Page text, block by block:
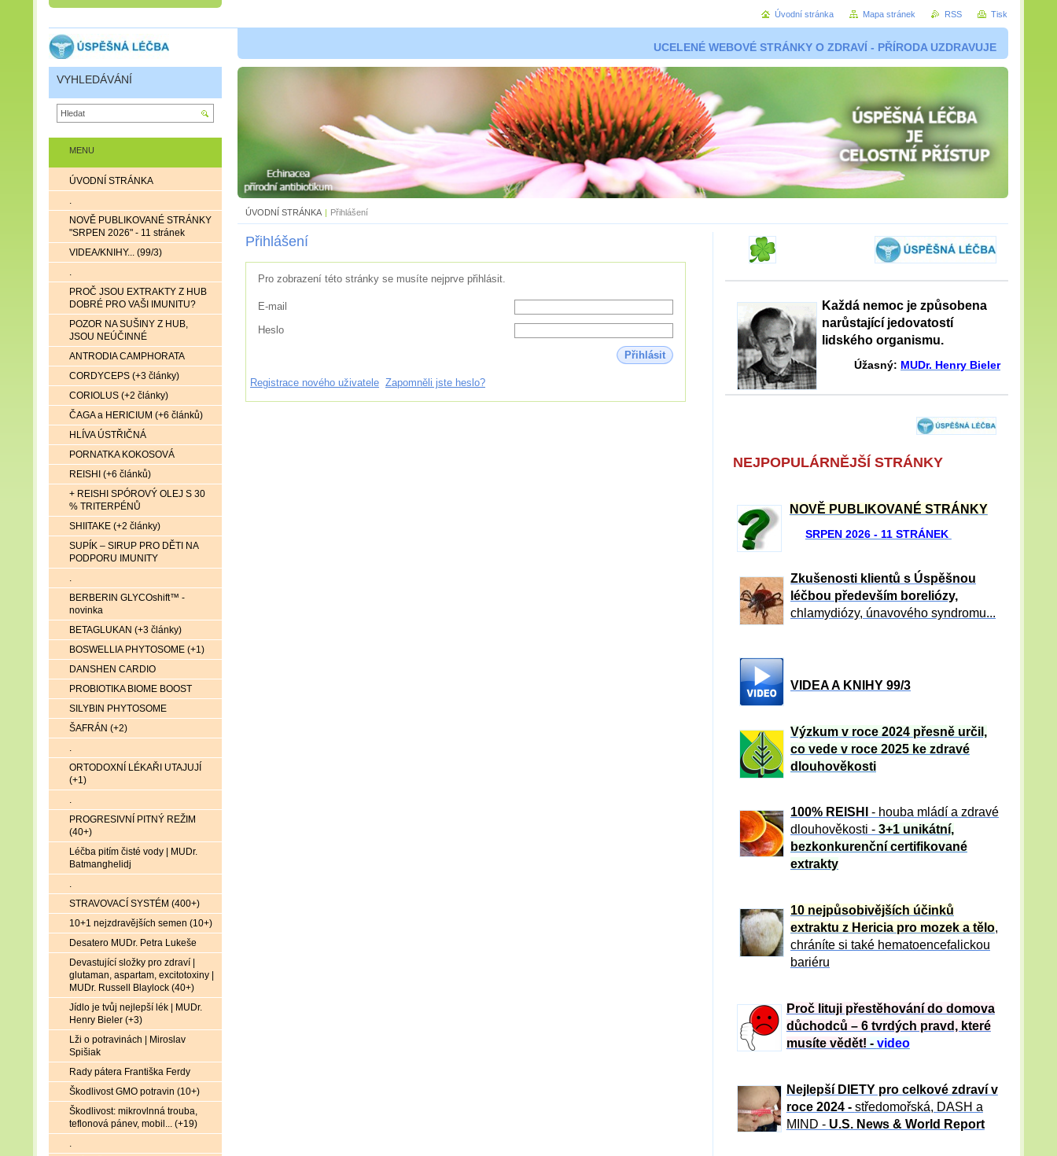
UCELENÉ WEBOVÉ STRÁNKY O ZDRAVÍ - PŘÍRODA UZDRAVUJE
ÚVODNÍ STRÁNKA | Přihlášení
Přihlášení
Pro zobrazení této stránky se musíte nejprve přihlásit.
E-mail
Heslo
Přihlásit
Registrace nového uživatele Zapomněli jste heslo?
Každá nemoc je způsobena
narůstající jedovatostí
lidského organismu.
Úžasný: MUDr. Henry Bieler
NEJPOPULÁRNĚJŠÍ STRÁNKY
NOVĚ PUBLIKOVANÉ STRÁNKY
SRPEN 2026 - 11 STRÁNEK
Zkušenosti klientů s Úspěšnou
léčbou především boreliózy,
chlamydiózy, únavového syndromu...
VIDEA A KNIHY 99/3
Výzkum v roce 2024 přesně určil,
co vede v roce 2025 ke zdravé
dlouhověkosti
100% REISHI
- houba mládí a zdravé
dlouhověkosti - 3+1 unikátní,
bezkonkurenční certifikované
extrakty
10 nejpůsobivějších účinků
extraktu z Hericia pro mozek a tělo,
chráníte si také hematoencefalickou
bariéru
Proč lituji přestěhování do domova
důchodců – 6 tvrdých pravd, které
musíte vědět! - video
Nejlepší DIETY pro celkové zdraví v
roce 2024 - středomořská, DASH a
MIND - U.S. News & World Report
MENU
ÚVODNÍ STRÁNKA
.
NOVĚ PUBLIKOVANÉ STRÁNKY
"SRPEN 2026" - 11 stránek
VIDEA/KNIHY... (99/3)
.
PROČ JSOU EXTRAKTY Z HUB
DOBRÉ PRO VAŠI IMUNITU?
POZOR NA SUŠINY Z HUB,
JSOU NEÚČINNÉ
ANTRODIA CAMPHORATA
CORDYCEPS (+3 články)
CORIOLUS (+2 články)
ČAGA a HERICIUM (+6 článků)
HLÍVA ÚSTŘIČNÁ
PORNATKA KOKOSOVÁ
REISHI (+6 článků)
+ REISHI SPÓROVÝ OLEJ S 30
% TRITERPÉNŮ
SHIITAKE (+2 články)
SUPÍK – SIRUP PRO DĚTI NA
PODPORU IMUNITY
.
BERBERIN GLYCOshift™ -
novinka
BETAGLUKAN (+3 články)
BOSWELLIA PHYTOSOME (+1)
DANSHEN CARDIO
PROBIOTIKA BIOME BOOST
SILYBIN PHYTOSOME
ŠAFRÁN (+2)
.
ORTODOXNÍ LÉKAŘI UTAJUJÍ
(+1)
.
PROGRESIVNÍ PITNÝ REŽIM
(40+)
Léčba pitím čisté vody | MUDr.
Batmanghelidj
.
STRAVOVACÍ SYSTÉM (400+)
10+1 nejzdravějších semen (10+)
Desatero MUDr. Petra Lukeše
Devastující složky pro zdraví |
glutaman, aspartam, excitotoxiny |
MUDr. Russell Blaylock (40+)
Jídlo je tvůj nejlepší lék | MUDr.
Henry Bieler (+3)
Lži o potravinách | Miroslav
Spišiak
Rady pátera Františka Ferdy
Škodlivost GMO potravin (10+)
Škodlivost: mikrovlnná trouba,
teflonová pánev, mobil... (+19)
.
VYHLEDÁVÁNÍ
Úvodní stránka Mapa stránek RSS Tisk